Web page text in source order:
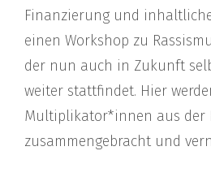
Finanzierung und
einen Workshop zu
der nun auch in Zukunft
weiter stattfindet. Hier
Multiplikator*innen aus der
zusammengebracht und